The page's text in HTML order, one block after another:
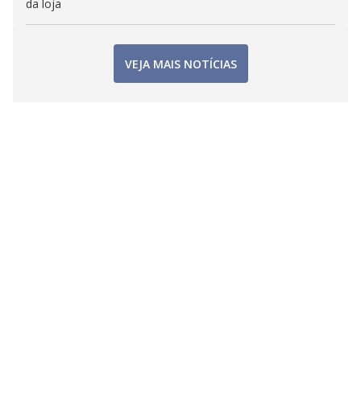
da loja
VEJA MAIS NOTÍCIAS